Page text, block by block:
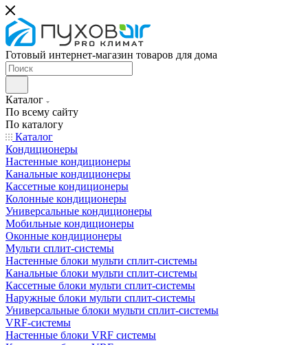
Готовый интернет-магазин товаров для дома
Каталог
По всему сайту
По каталогу
Каталог
Кондиционеры
Настенные кондиционеры
Канальные кондиционеры
Кассетные кондиционеры
Колонные кондиционеры
Универсальные кондиционеры
Мобильные кондиционеры
Оконные кондиционеры
Мульти сплит-системы
Настенные блоки мульти сплит-системы
Канальные блоки мульти сплит-системы
Кассетные блоки мульти сплит-системы
Наружные блоки мульти сплит-системы
Универсальные блоки мульти сплит-системы
VRF-системы
Настенные блоки VRF системы